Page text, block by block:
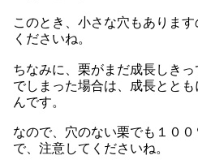
このとき、小さな穴もありま
くださいね。
ちなみに、栗がまだ成長しき
でしまった場合は、成長とと
んです。
なので、穴のない栗でも１０
で、注意してくださいね。